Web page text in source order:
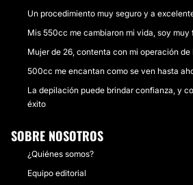
Un procedimiento muy seguro y a
Mis 550cc me cambiaron mi vida, soy muy
Mujer de 26, contenta con mi operación
500cc me encantan como se ven hasta
La depilación puede brindar confianza, y
éxito
SOBRE NOSOTROS
¿Quiénes somos?
Equipo editorial